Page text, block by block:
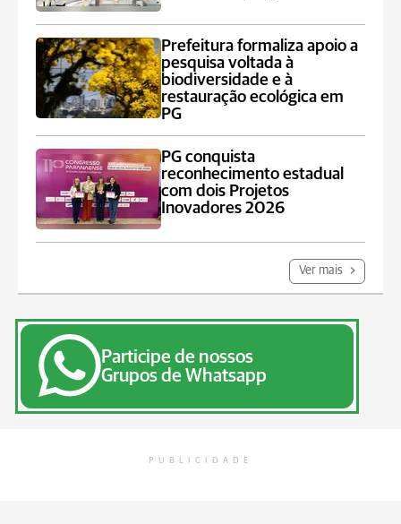
Prefeitura formaliza apoio a
pesquisa voltada à
biodiversidade e à
restauração ecológica em
PG
PG conquista
reconhecimento estadual
com dois Projetos
Inovadores 2026
Ver mais
Participe de nossos
Grupos de Whatsapp
PUBLICIDADE